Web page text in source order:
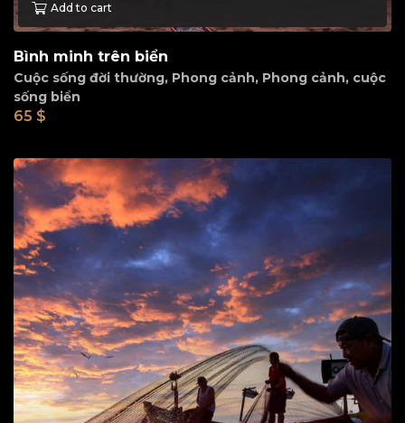
Add to cart
Bình minh trên biển
Cuộc sống đời thường, Phong cảnh, Phong cảnh, cuộc
sống biển
65 $